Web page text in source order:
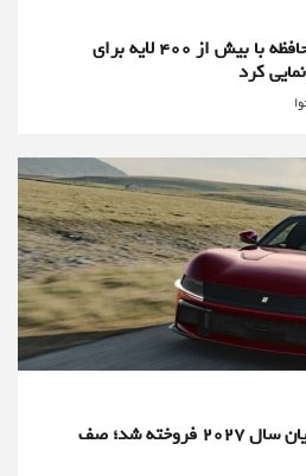
سامسونگ از اولین تراشه حافظه با بیش از ۴۰۰ لایه برای
کرد
تمامی محصولات فراری تا پایان سال ۲۰۲۷ فروخته شد؛ صف